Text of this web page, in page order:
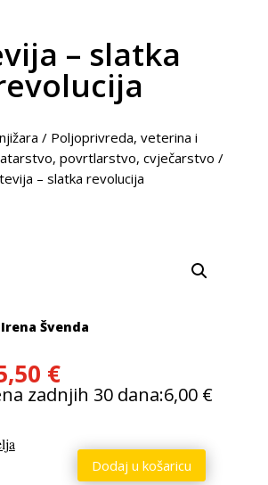
– slatka
/ Poljoprivreda, veterina i
povrtlarstvo, cvječarstvo /
– slatka revolucija
Irena Švenda
€.
€Trenutna
cijena
je:
zadnjih 30 dana:6,00 €
Dodaj u košaricu